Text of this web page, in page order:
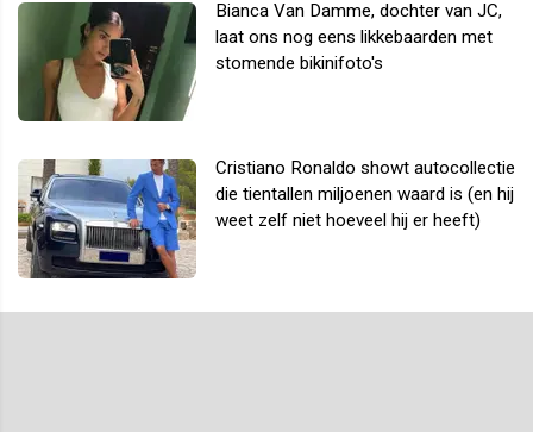
Bianca Van Damme, dochter van JC,
laat ons nog eens likkebaarden met
stomende bikinifoto's
Cristiano Ronaldo showt autocollectie
die tientallen miljoenen waard is (en hij
weet zelf niet hoeveel hij er heeft)